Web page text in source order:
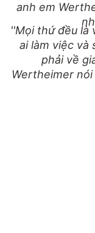
anh em
''Mọi thứ đều là
ai làm việc và
phải về
Wertheimer